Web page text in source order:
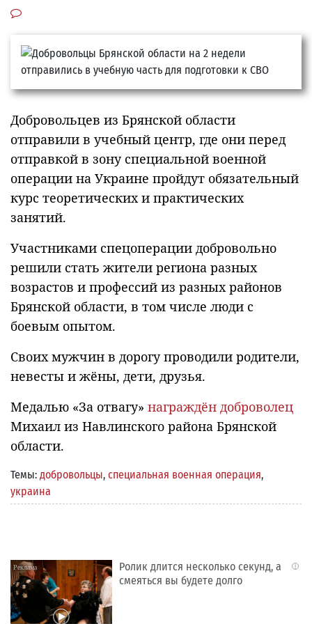
Добровольцев из Брянской области
отправили в учебный центр, где они перед
отправкой в зону специальной военной
операции на Украине пройдут обязательный
курс теоретических и практических
занятий.
Участниками спецоперации добровольно
решили стать жители региона разных
возрастов и профессий из разных районов
Брянской области, в том числе люди с
боевым опытом.
Своих мужчин в дорогу проводили родители,
невесты и жёны, дети, друзья.
Медалью «За отвагу» награждён доброволец
Михаил из Навлинского района Брянской
области.
Темы: добровольцы, специальная военная операция,
украина
i
Ролик длится несколько секунд, а
смеяться вы будете долго